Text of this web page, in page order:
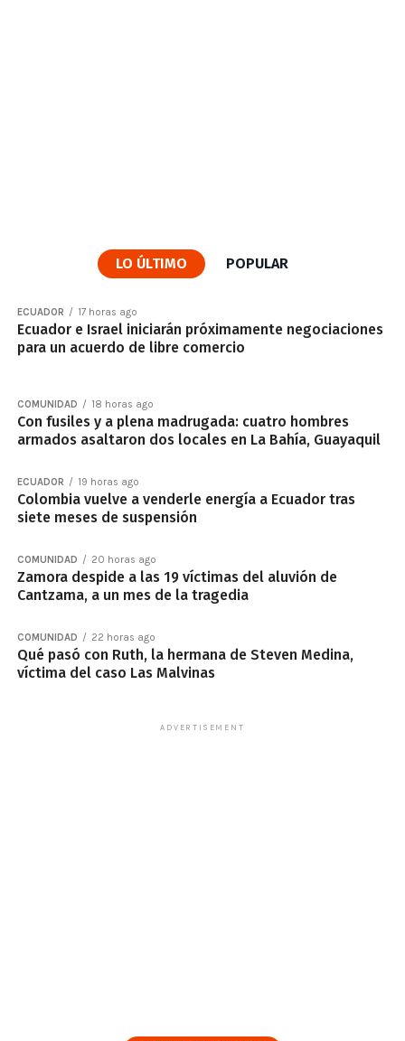
LO ÚLTIMO POPULAR
ECUADOR 17 horas ago
Ecuador e Israel iniciarán próximamente negociaciones
para un acuerdo de libre comercio
COMUNIDAD 18 horas ago
Con fusiles y a plena madrugada: cuatro hombres
armados asaltaron dos locales en La Bahía, Guayaquil
ECUADOR 19 horas ago
Colombia vuelve a venderle energía a Ecuador tras
siete meses de suspensión
COMUNIDAD 20 horas ago
Zamora despide a las 19 víctimas del aluvión de
Cantzama, a un mes de la tragedia
COMUNIDAD 22 horas ago
Qué pasó con Ruth, la hermana de Steven Medina,
víctima del caso Las Malvinas
ADVERTISEMENT